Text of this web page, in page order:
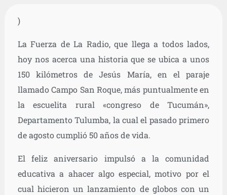
)
La Fuerza de La Radio, que llega a todos lados,
hoy nos acerca una historia que se ubica a unos
150 kilómetros de Jesús María, en el paraje
llamado Campo San Roque, más puntualmente en
la escuelita rural «congreso de Tucumán»,
Departamento Tulumba, la cual el pasado primero
de agosto cumplió 50 años de vida.
El feliz aniversario impulsó a la comunidad
educativa a ahacer algo especial, motivo por el
cual hicieron un lanzamiento de globos con un